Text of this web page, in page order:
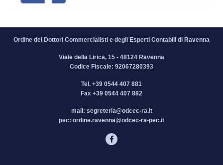
Ordine dei Dottori Commercialisti e degli Esperti Contabili di Ravenna
Viale della Lirica, 15 - 48124 Ravenna
Codice Fiscale: 92067280393
Tel. +39 0544 407 881
Fax +39 0544 407 882
mail: segreteria@odcec-ra.it
pec: ordine.ravenna@odcec-ra-pec.it